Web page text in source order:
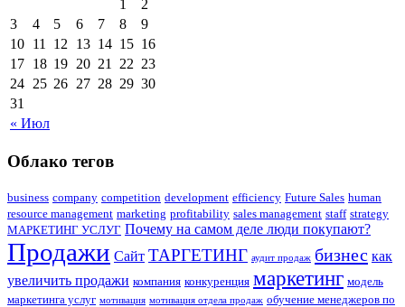
« Июл
1
2
3
4 5 6 7 8
9
10 11 12 13 14 15 16
17 18 19 20 21 22 23
24 25 26 27 28 29 30
31
Облако тегов
business company competition development efficiency Future Sales human
resource management marketing profitability sales management staff strategy
МАРКЕТИНГ УСЛУГ Почему на самом деле люди покупают?
Продажи Сайт ТАРГЕТИНГ аудит продаж бизнес как
увеличить продажи компания конкуренция маркетинг модель
маркетинга услуг мотивация мотивация отдела продаж обучение менеджеров по